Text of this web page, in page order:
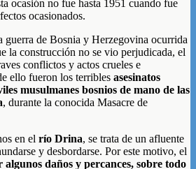
ocasión no fue hasta 1951 cuando fue
ocasionados.
guerra de Bosnia y Herzegovina ocurrida
la construcción no se vio perjudicada, el
conflictos y actos crueles e
ello fueron los terribles asesinatos
musulmanes bosnios de mano de las
, durante la conocida Masacre de
en el río Drina, se trata de un afluente
y desbordarse. Por este motivo, el
algunos daños y percances, sobre todo